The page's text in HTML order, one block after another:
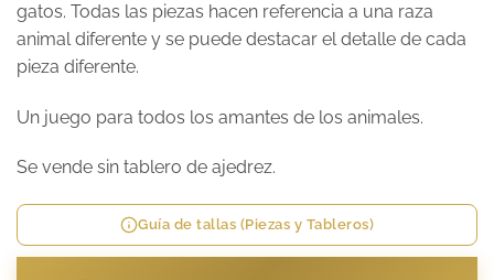
gatos. Todas las piezas hacen referencia a una raza
animal diferente y se puede destacar el detalle de cada
pieza diferente.
Un juego para todos los amantes de los animales.
Se vende sin tablero de ajedrez.
Guía de tallas (Piezas y Tableros)